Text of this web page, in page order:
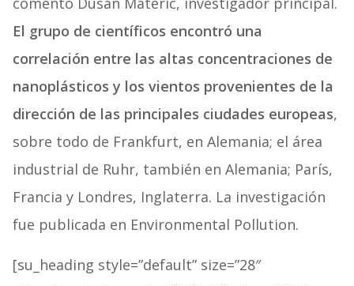
El grupo de científicos encontró una
correlación entre las altas concentraciones de
nanoplásticos y los vientos provenientes de la
dirección de las principales ciudades europeas,
sobre todo de Frankfurt, en Alemania; el área
industrial de Ruhr, también en Alemania; París,
Francia y Londres, Inglaterra. La investigación
fue publicada en Environmental Pollution.
[su_heading style=”default” size=”28″